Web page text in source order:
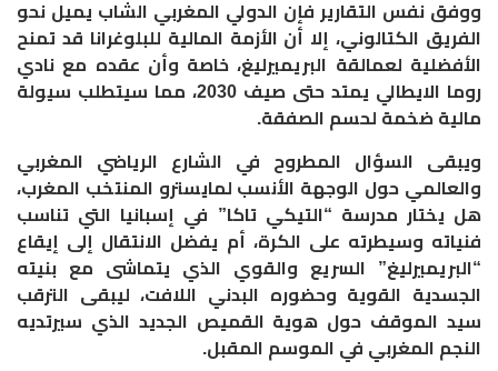
ووفق نفس التقارير فإن الدولي المغربي الشاب يميل نحو
الفريق الكتالوني، إلا أن الأزمة المالية للبلوغرانا قد تمنح
الأفضلية لعمالقة البريميرليغ، خاصة وأن عقده مع نادي
روما الايطالي يمتد حتى صيف 2030، مما سيتطلب سيولة
مالية ضخمة لحسم الصفقة.
ويبقى السؤال المطروح في الشارع الرياضي المغربي
والعالمي حول الوجهة الأنسب لمايسترو المنتخب المغرب،
هل يختار مدرسة “التيكي تاكا” في إسبانيا التي تناسب
فنياته وسيطرته على الكرة، أم يفضل الانتقال إلى إيقاع
“البريميرليغ” السريع والقوي الذي يتماشى مع بنيته
الجسدية القوية وحضوره البدني اللافت، ليبقى الترقب
سيد الموقف حول هوية القميص الجديد الذي سيرتديه
النجم المغربي في الموسم المقبل.